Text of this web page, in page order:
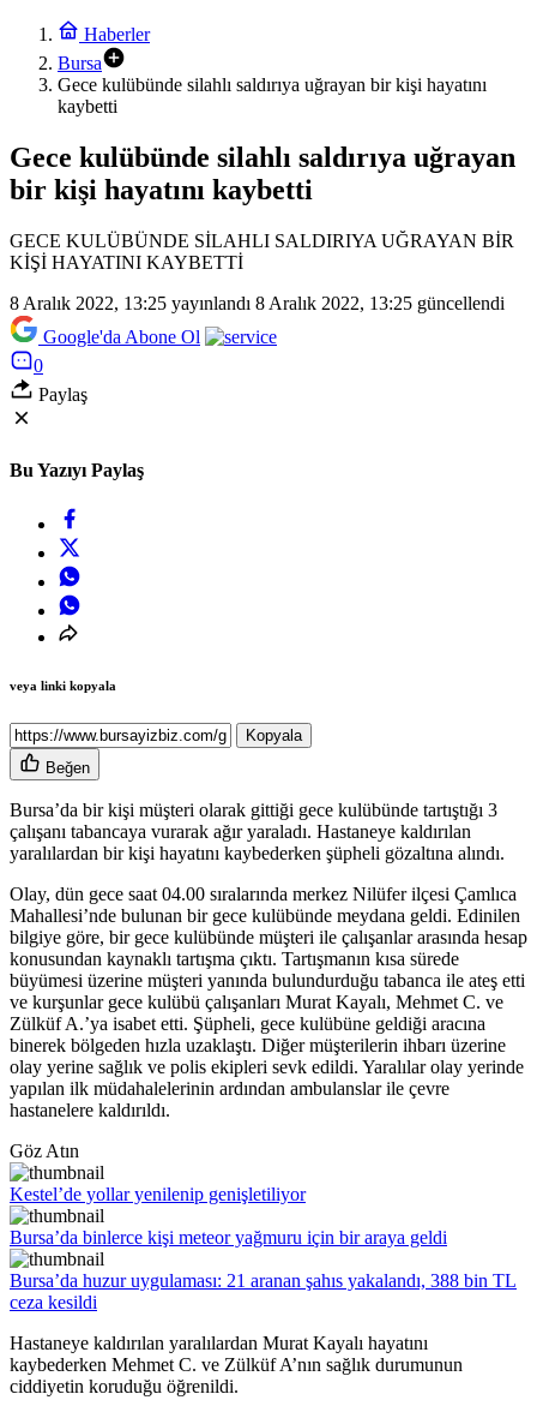
Haberler
Bursa
Gece kulübünde silahlı saldırıya uğrayan bir kişi hayatını
kaybetti
Gece kulübünde silahlı saldırıya uğrayan
bir kişi hayatını kaybetti
GECE KULÜBÜNDE SİLAHLI SALDIRIYA UĞRAYAN BİR
KİŞİ HAYATINI KAYBETTİ
8 Aralık 2022, 13:25 yayınlandı 8 Aralık 2022, 13:25 güncellendi
Google'da Abone Ol
0
Paylaş
Bu Yazıyı Paylaş
veya linki kopyala
Kopyala
Beğen
Bursa’da bir kişi müşteri olarak gittiği gece kulübünde tartıştığı 3
çalışanı tabancaya vurarak ağır yaraladı. Hastaneye kaldırılan
yaralılardan bir kişi hayatını kaybederken şüpheli gözaltına alındı.
Olay, dün gece saat 04.00 sıralarında merkez Nilüfer ilçesi Çamlıca
Mahallesi’nde bulunan bir gece kulübünde meydana geldi. Edinilen
bilgiye göre, bir gece kulübünde müşteri ile çalışanlar arasında hesap
konusundan kaynaklı tartışma çıktı. Tartışmanın kısa sürede
büyümesi üzerine müşteri yanında bulundurduğu tabanca ile ateş etti
ve kurşunlar gece kulübü çalışanları Murat Kayalı, Mehmet C. ve
Zülküf A.’ya isabet etti. Şüpheli, gece kulübüne geldiği aracına
binerek bölgeden hızla uzaklaştı. Diğer müşterilerin ihbarı üzerine
olay yerine sağlık ve polis ekipleri sevk edildi. Yaralılar olay yerinde
yapılan ilk müdahalelerinin ardından ambulanslar ile çevre
hastanelere kaldırıldı.
Göz Atın
Kestel’de yollar yenilenip genişletiliyor
Bursa’da binlerce kişi meteor yağmuru için bir araya geldi
Bursa’da huzur uygulaması: 21 aranan şahıs yakalandı, 388 bin TL
ceza kesildi
Hastaneye kaldırılan yaralılardan Murat Kayalı hayatını
kaybederken Mehmet C. ve Zülküf A’nın sağlık durumunun
ciddiyetin koruduğu öğrenildi.